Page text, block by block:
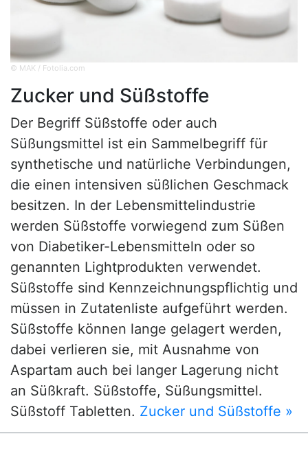
© MAK / Fotolia.com
Zucker und Süßstoffe
Der Begriff Süßstoffe oder auch
Süßungsmittel ist ein Sammelbegriff für
synthetische und natürliche Verbindungen,
die einen intensiven süßlichen Geschmack
besitzen. In der Lebensmittelindustrie
werden Süßstoffe vorwiegend zum Süßen
von Diabetiker-Lebensmitteln oder so
genannten Lightprodukten verwendet.
Süßstoffe sind Kennzeichnungspflichtig und
müssen in Zutatenliste aufgeführt werden.
Süßstoffe können lange gelagert werden,
dabei verlieren sie, mit Ausnahme von
Aspartam auch bei langer Lagerung nicht
an Süßkraft. Süßstoffe, Süßungsmittel.
Süßstoff Tabletten. Zucker und Süßstoffe »